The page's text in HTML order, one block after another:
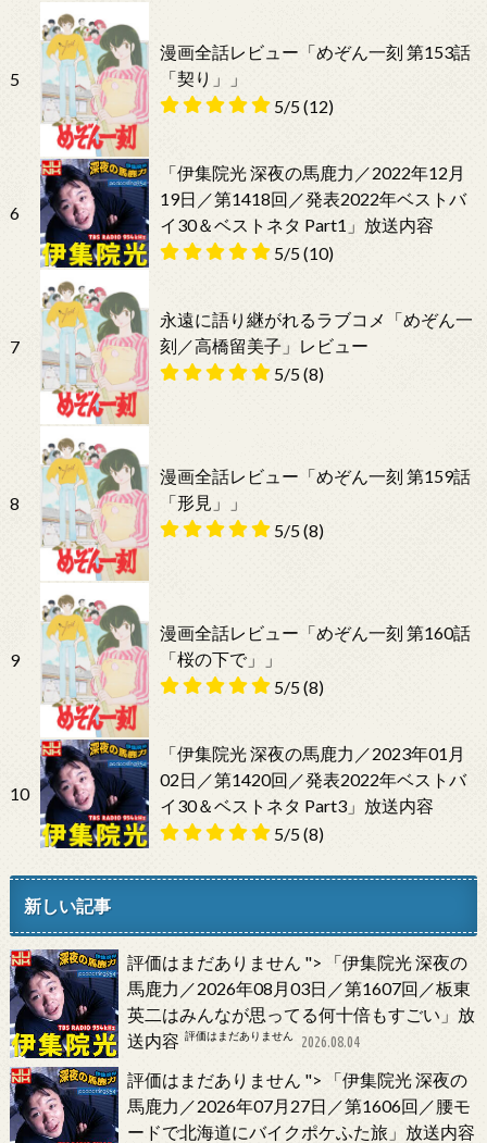
5
漫画全話レビュー「めぞん一刻 第153話
「契り」」
5/5(12)
6
「伊集院光 深夜の馬鹿力／2022年12月
19日／第1418回／発表2022年ベストバ
イ30＆ベストネタ Part1」放送内容
5/5(10)
7
永遠に語り継がれるラブコメ「めぞん一
刻／高橋留美子」レビュー
5/5(8)
8
漫画全話レビュー「めぞん一刻 第159話
「形見」」
5/5(8)
9
漫画全話レビュー「めぞん一刻 第160話
「桜の下で」」
5/5(8)
10
「伊集院光 深夜の馬鹿力／2023年01月
02日／第1420回／発表2022年ベストバ
イ30＆ベストネタ Part3」放送内容
5/5(8)
新しい記事
評価はまだありません ">
「伊集院光 深夜の
馬鹿力／2026年08月03日／第1607回／板東
英二はみんなが思ってる何十倍もすごい」放
送内容 評価はまだありません 2026.08.04
評価はまだありません ">
「伊集院光 深夜の
馬鹿力／2026年07月27日／第1606回／腰モ
ードで北海道にバイクポケふた旅」放送内容